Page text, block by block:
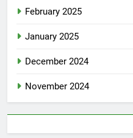
February 2025
January 2025
December 2024
November 2024